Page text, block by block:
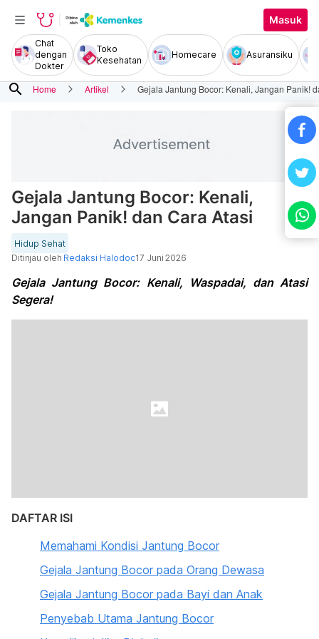
Masuk
Chat
dengan
Dokter
Toko
Kesehatan
Homecare Asuransiku
search Home Artikel Gejala Jantung Bocor: Kenali, Jangan Panik!
Gejala Jantung Bocor: Kenali,
Jangan Panik! dan Cara Atasi
Hidup Sehat
Ditinjau oleh Redaksi Halodoc17 Juni 2026
Gejala Jantung Bocor: Kenali, Waspadai, dan Atasi
Segera!
DAFTAR ISI
Memahami Kondisi Jantung Bocor
Gejala Jantung Bocor pada Orang Dewasa
Gejala Jantung Bocor pada Bayi dan Anak
Penyebab Utama Jantung Bocor